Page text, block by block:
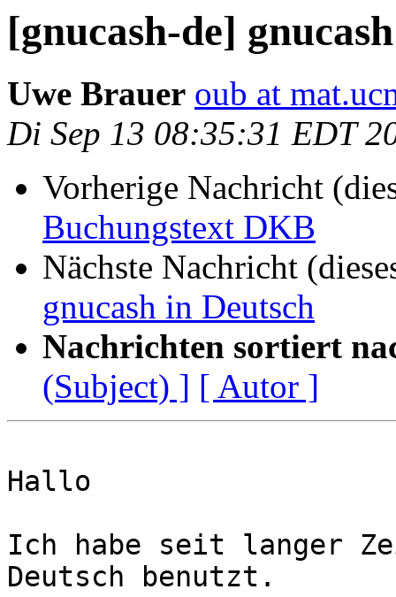
[gnucash-de]
Uwe Brauer oub at
Di Sep 13 08:35:31 EDT
Vorherige Nachricht
Buchungstext DKB
Nächste Nachricht
gnucash in Deutsch
Nachrichten sortiert
(Subject) ] [ Autor ]
Hallo
Ich habe seit langer
Deutsch benutzt.